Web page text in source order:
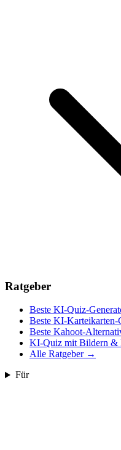
Ratgeber
Beste KI-Quiz-
Beste KI-Karteikarten-
Beste Kahoot-
KI-Quiz mit Bildern &
Alle Ratgeber→
Für